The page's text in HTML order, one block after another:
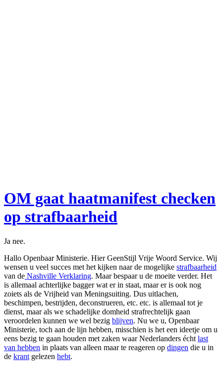
OM gaat haatmanifest checken
op strafbaarheid
Ja nee.
Hallo Openbaar Ministerie. Hier GeenStijl Vrije Woord Service. Wij
wensen u veel succes met het kijken naar de mogelijke strafbaarheid
van de Nashville Verklaring. Maar bespaar u de moeite verder. Het
is allemaal achterlijke bagger wat er in staat, maar er is ook nog
zoiets als de Vrijheid van Meningsuiting. Dus uitlachen,
beschimpen, bestrijden, deconstrueren, etc. etc. is allemaal tot je
dienst, maar als we schadelijke domheid strafrechtelijk gaan
veroordelen kunnen we wel bezig blijven. Nu we u, Openbaar
Ministerie, toch aan de lijn hebben, misschien is het een ideetje om u
eens bezig te gaan houden met zaken waar Nederlanders écht last
van hebben in plaats van alleen maar te reageren op dingen die u in
de krant gelezen hebt.